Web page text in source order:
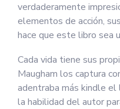
verdaderamente
elementos de acción,
hace que este libro sea
Cada vida tiene sus
Maugham los captura
adentraba más kindle el
la habilidad del autor